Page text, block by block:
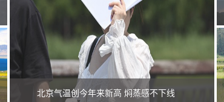
北京气温创今年来新高 焖蒸感不下线